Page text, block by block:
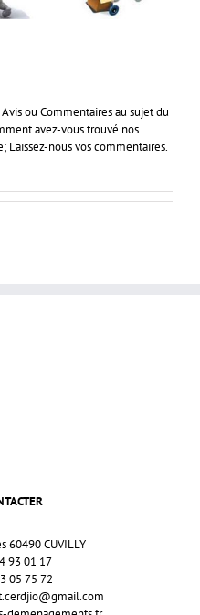
ou Commentaires au sujet du
avez-vous trouvé nos
Laissez-nous vos commentaires.
60490 CUVILLY
93 01 17
05 75 72